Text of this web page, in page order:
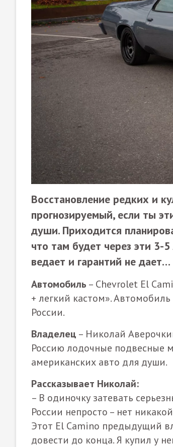
Восстановление редких и
прогнозируемый, если ты
души. Приходится
что там будет через эти 3-
ведает и гарантий не дает…
Автомобиль – Chevrolet El
+ легкий кастом».
России.
Владелец – Николай
Россию лодочные подвесные
американских авто для души.
Рассказывает Николай:
– В одиночку затевать
России непросто – нет
Этот El Camino предыдущий
довести до конца. Я купил у